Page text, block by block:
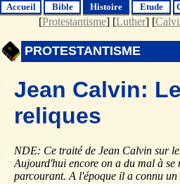
Accueil Bible Histoire Etude
[Protestantisme] [Luther] [
PROTESTANTISME
Jean Calvin:
reliques
NDE: Ce traité de Jean Calvin sur
Aujourd'hui encore on a du mal à se
parcourant. A l'époque il a connu un